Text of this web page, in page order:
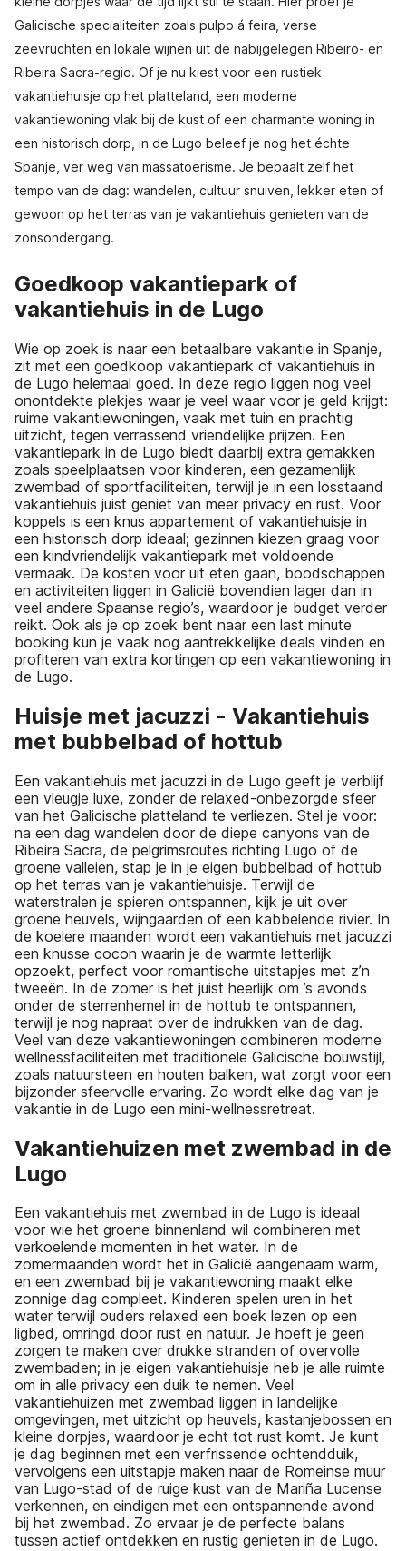
Galicische specialiteiten zoals pulpo á feira, verse
zeevruchten en lokale wijnen uit de nabijgelegen Ribeiro- en
Ribeira Sacra-regio. Of je nu kiest voor een rustiek
vakantiehuisje op het platteland, een moderne
vakantiewoning vlak bij de kust of een charmante woning in
een historisch dorp, in de Lugo beleef je nog het échte
Spanje, ver weg van massatoerisme. Je bepaalt zelf het
tempo van de dag: wandelen, cultuur snuiven, lekker eten of
gewoon op het terras van je vakantiehuis genieten van de
zonsondergang.
Goedkoop vakantiepark of
vakantiehuis in de Lugo
Wie op zoek is naar een betaalbare vakantie in Spanje,
zit met een goedkoop vakantiepark of vakantiehuis in
de Lugo helemaal goed. In deze regio liggen nog veel
onontdekte plekjes waar je veel waar voor je geld krijgt:
ruime vakantiewoningen, vaak met tuin en prachtig
uitzicht, tegen verrassend vriendelijke prijzen. Een
vakantiepark in de Lugo biedt daarbij extra gemakken
zoals speelplaatsen voor kinderen, een gezamenlijk
zwembad of sportfaciliteiten, terwijl je in een losstaand
vakantiehuis juist geniet van meer privacy en rust. Voor
koppels is een knus appartement of vakantiehuisje in
een historisch dorp ideaal; gezinnen kiezen graag voor
een kindvriendelijk vakantiepark met voldoende
vermaak. De kosten voor uit eten gaan, boodschappen
en activiteiten liggen in Galicië bovendien lager dan in
veel andere Spaanse regio’s, waardoor je budget verder
reikt. Ook als je op zoek bent naar een last minute
booking kun je vaak nog aantrekkelijke deals vinden en
profiteren van extra kortingen op een vakantiewoning in
de Lugo.
Huisje met jacuzzi - Vakantiehuis
met bubbelbad of hottub
Een vakantiehuis met jacuzzi in de Lugo geeft je verblijf
een vleugje luxe, zonder de relaxed-onbezorgde sfeer
van het Galicische platteland te verliezen. Stel je voor:
na een dag wandelen door de diepe canyons van de
Ribeira Sacra, de pelgrimsroutes richting Lugo of de
groene valleien, stap je in je eigen bubbelbad of hottub
op het terras van je vakantiehuisje. Terwijl de
waterstralen je spieren ontspannen, kijk je uit over
groene heuvels, wijngaarden of een kabbelende rivier. In
de koelere maanden wordt een vakantiehuis met jacuzzi
een knusse cocon waarin je de warmte letterlijk
opzoekt, perfect voor romantische uitstapjes met z’n
tweeën. In de zomer is het juist heerlijk om ’s avonds
onder de sterrenhemel in de hottub te ontspannen,
terwijl je nog napraat over de indrukken van de dag.
Veel van deze vakantiewoningen combineren moderne
wellnessfaciliteiten met traditionele Galicische bouwstijl,
zoals natuursteen en houten balken, wat zorgt voor een
bijzonder sfeervolle ervaring. Zo wordt elke dag van je
vakantie in de Lugo een mini-wellnessretreat.
Vakantiehuizen met zwembad in de
Lugo
Een vakantiehuis met zwembad in de Lugo is ideaal
voor wie het groene binnenland wil combineren met
verkoelende momenten in het water. In de
zomermaanden wordt het in Galicië aangenaam warm,
en een zwembad bij je vakantiewoning maakt elke
zonnige dag compleet. Kinderen spelen uren in het
water terwijl ouders relaxed een boek lezen op een
ligbed, omringd door rust en natuur. Je hoeft je geen
zorgen te maken over drukke stranden of overvolle
zwembaden; in je eigen vakantiehuisje heb je alle ruimte
om in alle privacy een duik te nemen. Veel
vakantiehuizen met zwembad liggen in landelijke
omgevingen, met uitzicht op heuvels, kastanjebossen en
kleine dorpjes, waardoor je echt tot rust komt. Je kunt
je dag beginnen met een verfrissende ochtendduik,
vervolgens een uitstapje maken naar de Romeinse muur
van Lugo-stad of de ruige kust van de Mariña Lucense
verkennen, en eindigen met een ontspannende avond
bij het zwembad. Zo ervaar je de perfecte balans
tussen actief ontdekken en rustig genieten in de Lugo.